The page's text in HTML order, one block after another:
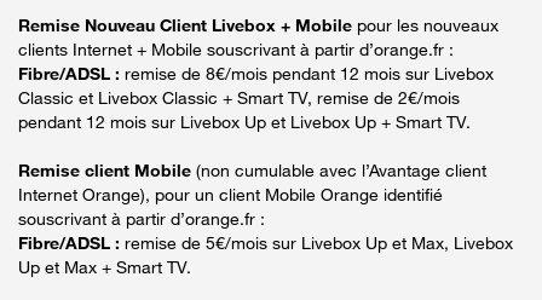
Remise Nouveau Client Livebox + Mobile pour les nouveaux
clients Internet + Mobile souscrivant à partir d’orange.fr :
Fibre/ADSL : remise de 8€/mois pendant 12 mois sur Livebox
Classic et Livebox Classic + Smart TV, remise de 2€/mois
pendant 12 mois sur Livebox Up et Livebox Up + Smart TV.
Remise client Mobile (non cumulable avec l’Avantage client
Internet Orange), pour un client Mobile Orange identifié
souscrivant à partir d’orange.fr :
Fibre/ADSL : remise de 5€/mois sur Livebox Up et Max, Livebox
Up et Max + Smart TV.